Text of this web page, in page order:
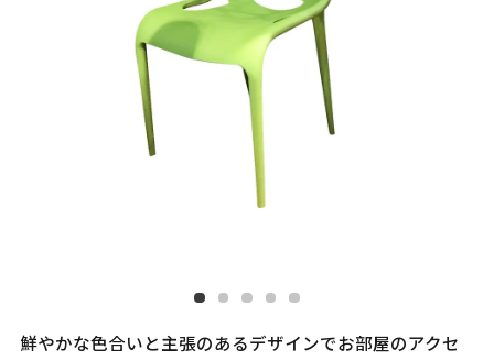
鮮やかな色合いと主張のあるデザインでお部屋のアクセ